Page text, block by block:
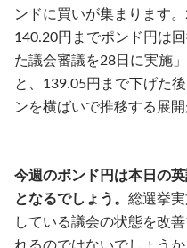
ンドに買いが集まります
140.20円までポンド円は
た議会審議を28日に実施
と、139.05円まで下げた
ンを横ばいで推移する展
今週のポンド円は本日の
となるでしょう。 総選挙
している議会の状態を改